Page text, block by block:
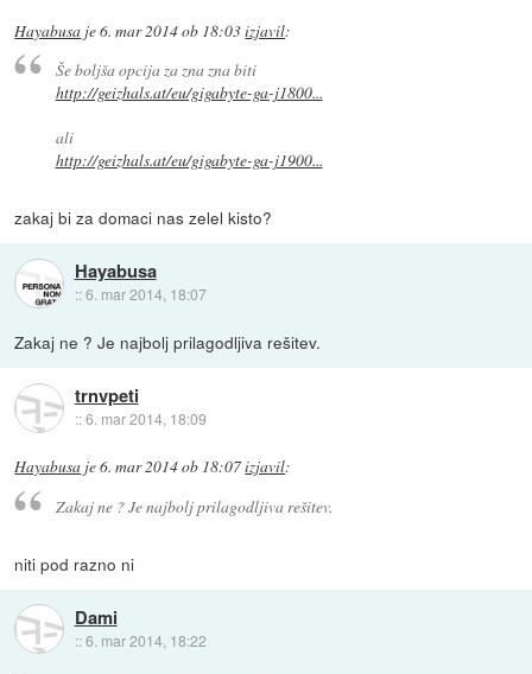
Hayabusa je6. mar 2014 ob 18:03izjavil:
Še boljša opcija za zna zna biti
http://geizhals.at/eu/gigabyte-ga-j1800...
ali
http://geizhals.at/eu/gigabyte-ga-j1900...
zakaj bi za domaci nas zelel kisto?
Hayabusa
::6. mar 2014, 18:07
Zakaj ne ? Je najbolj prilagodljiva rešitev.
trnvpeti
::6. mar 2014, 18:09
Hayabusa je6. mar 2014 ob 18:07izjavil:
Zakaj ne ? Je najbolj prilagodljiva rešitev.
niti pod razno ni
Dami
::6. mar 2014, 18:22